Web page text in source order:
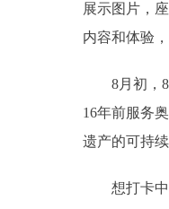
展示图片，
内容和体验
8月初，8
16年前服务
遗产的可持
想打卡中